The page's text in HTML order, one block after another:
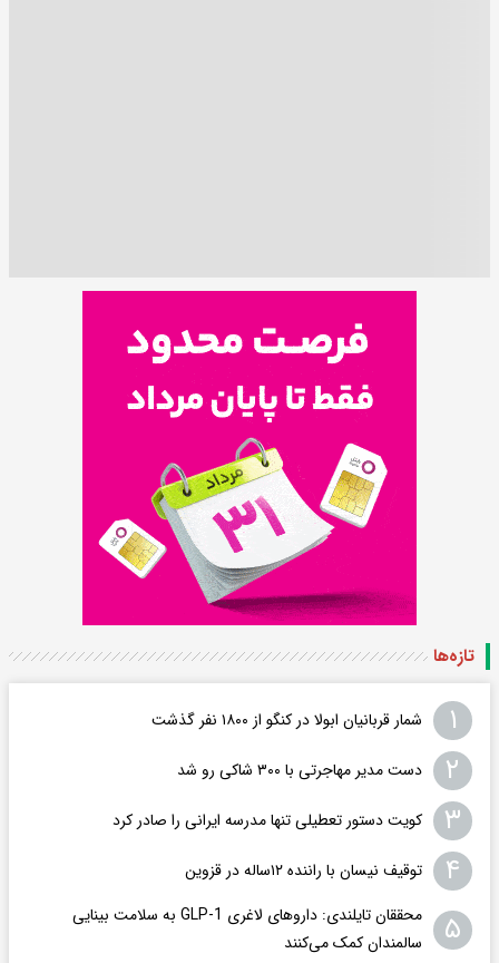
تازه‌ها
۱ شمار قربانیان ابولا در کنگو از ۱۸۰۰ نفر گذشت
۲ دست مدیر مهاجرتی با ۳۰۰ شاکی رو شد
۳ کویت دستور تعطیلی تنها مدرسه ایرانی را صادر کرد
۴ توقیف نیسان با راننده ۱۲ساله در قزوین
۵
محققان تایلندی: داروهای لاغری GLP-1 به سلامت بینایی
سالمندان کمک می‌کنند